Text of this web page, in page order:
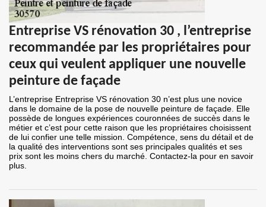
Entreprise VS rénovation 30 , l’entreprise
recommandée par les propriétaires pour
ceux qui veulent appliquer une nouvelle
peinture de façade
L’entreprise Entreprise VS rénovation 30 n’est plus une novice
dans le domaine de la pose de nouvelle peinture de façade. Elle
possède de longues expériences couronnées de succès dans le
métier et c’est pour cette raison que les propriétaires choisissent
de lui confier une telle mission. Compétence, sens du détail et de
la qualité des interventions sont ses principales qualités et ses
prix sont les moins chers du marché. Contactez-la pour en savoir
plus.